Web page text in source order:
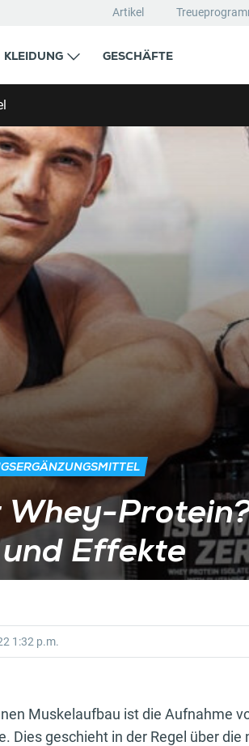
Artikel
KLEIDUNG GESCHÄFTE
Whey-
Effekte
1:32 p.m.
Muskelaufbau ist die Aufnahme
Dies geschieht in der Regel über